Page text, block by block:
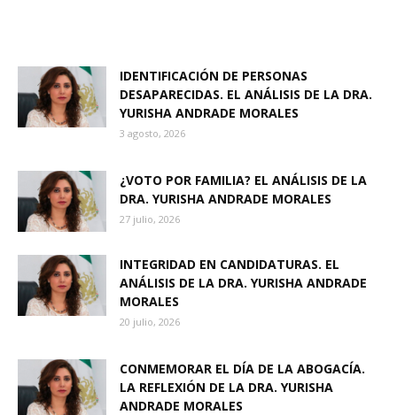
IDENTIFICACIÓN DE PERSONAS
DESAPARECIDAS. EL ANÁLISIS DE LA DRA.
YURISHA ANDRADE MORALES
3 agosto, 2026
¿VOTO POR FAMILIA? EL ANÁLISIS DE LA
DRA. YURISHA ANDRADE MORALES
27 julio, 2026
INTEGRIDAD EN CANDIDATURAS. EL
ANÁLISIS DE LA DRA. YURISHA ANDRADE
MORALES
20 julio, 2026
CONMEMORAR EL DÍA DE LA ABOGACÍA.
LA REFLEXIÓN DE LA DRA. YURISHA
ANDRADE MORALES